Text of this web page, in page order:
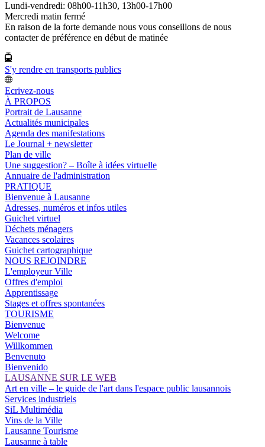
Lundi-vendredi: 08h00-11h30, 13h00-17h00
Mercredi matin fermé
En raison de la forte demande nous vous conseillons de nous
contacter de préférence en début de matinée
S'y rendre en transports publics
Ecrivez-nous
À PROPOS
Portrait de Lausanne
Actualités municipales
Agenda des manifestations
Le Journal + newsletter
Plan de ville
Une suggestion? – Boîte à idées virtuelle
Annuaire de l'administration
PRATIQUE
Bienvenue à Lausanne
Adresses, numéros et infos utiles
Guichet virtuel
Déchets ménagers
Vacances scolaires
Guichet cartographique
NOUS REJOINDRE
L'employeur Ville
Offres d'emploi
Apprentissage
Stages et offres spontanées
TOURISME
Bienvenue
Welcome
Willkommen
Benvenuto
Bienvenido
LAUSANNE SUR LE WEB
Art en ville – le guide de l'art dans l'espace public lausannois
Services industriels
SiL Multimédia
Vins de la Ville
Lausanne Tourisme
Lausanne à table